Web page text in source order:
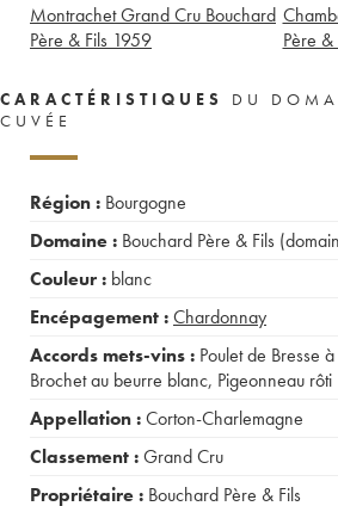
Montrachet Grand Cru Bouchard
Père & Fils 1959
Père &
CARACTÉRISTIQUES
DU
CUVÉE
Région : Bourgogne
Domaine : Bouchard Père & Fils
Couleur : blanc
Encépagement :Chardonnay
Accords mets-vins : Poulet de Bresse
Brochet au beurre blanc, Pigeonneau rôti
Appellation :Corton-Charlemagne
Classement :Grand Cru
Propriétaire : Bouchard Père & Fils